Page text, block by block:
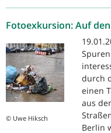
Fotoexkursion: Auf
© Uwe Hiksch
durch
einen
aus
Berlin